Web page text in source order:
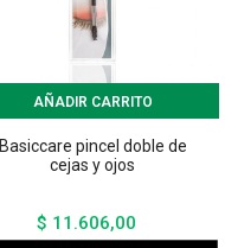
AÑADIR CARRITO
Basiccare pincel doble de
cejas y ojos
$ 11.606,00